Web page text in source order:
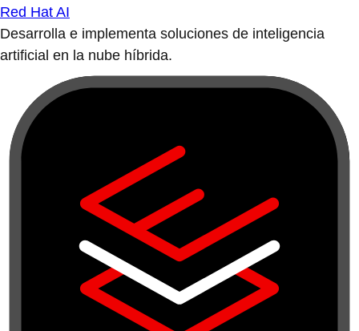
Red Hat AI
Desarrolla e implementa soluciones de inteligencia
artificial en la nube híbrida.